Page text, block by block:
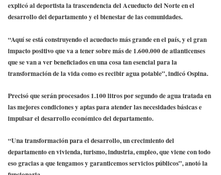
explicó al deportista la trascendencia del Acueducto del Norte en el
desarrollo del departamento y el bienestar de las comunidades.
“Aquí se está construyendo el acueducto más grande en el país, y el gran
impacto positivo que va a tener sobre más de 1.600.000 de atlanticenses
que se van a ver beneficiados en una cosa tan esencial para la
transformación de la vida como es recibir agua potable”, indicó Ospina.
Precisó que serán procesados 1.100 litros por segundo de agua tratada en
las mejores condiciones y aptas para atender las necesidades básicas e
impulsar el desarrollo económico del departamento.
“Una transformación para el desarrollo, un crecimiento del
departamento en vivienda, turismo, industria, empleo, que viene con todo
eso gracias a que tengamos y garanticemos servicios públicos”, anotó la